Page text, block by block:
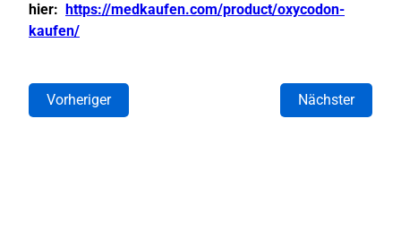
hier:
https://medkaufen.com/product/oxycodon-
kaufen/
Vorheriger Nächster